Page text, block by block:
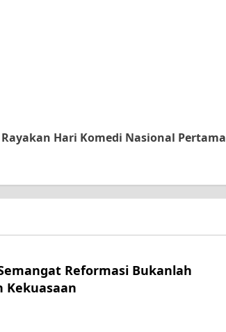
Hari Komedi Nasional Pertama
Reformasi Bukanlah
Kekuasaan